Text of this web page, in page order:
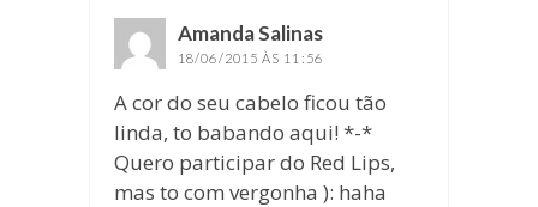
Amanda Salinas
18/06/2015 ÀS 11:56
A cor do seu cabelo ficou tão
linda, to babando aqui! *-*
Quero participar do Red Lips,
mas to com vergonha ): haha